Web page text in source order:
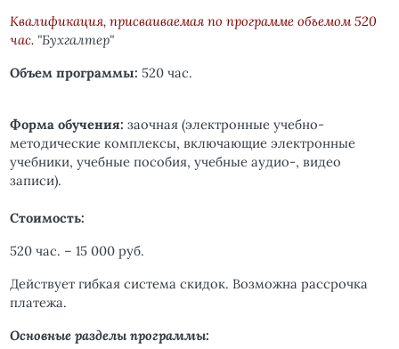
Квалификация, присваиваемая по программе объемом 520
час. "Бухгалтер"
Объем программы: 520 час.
Форма обучения: заочная (электронные учебно-
методические комплексы, включающие электронные
учебники, учебные пособия, учебные аудио-, видео
записи).
Стоимость:
520 час. – 15 000 руб.
Действует гибкая система скидок. Возможна рассрочка
платежа.
Основные разделы программы: